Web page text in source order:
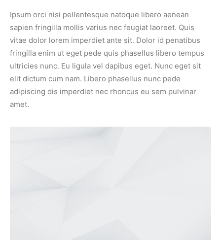
Ipsum orci nisi pellentesque natoque libero aenean
sapien fringilla mollis varius nec feugiat laoreet. Quis
vitae dolor lorem imperdiet ante sit. Dolor id penatibus
fringilla enim ut eget pede quis phasellus libero tempus
ultricies nunc. Eu ligula vel dapibus eget. Nunc eget sit
elit dictum cum nam. Libero phasellus nunc pede
adipiscing dis imperdiet nec rhoncus eu sem pulvinar
amet.